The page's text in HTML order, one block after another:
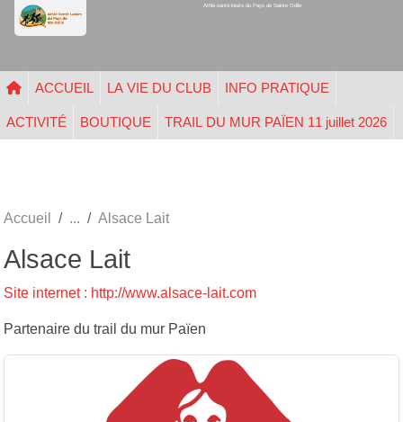
Athlé-santé-loisirs du Pays de Sainte Odile
ACCUEIL LA VIE DU CLUB INFO PRATIQUE
ACTIVITÉ BOUTIQUE TRAIL DU MUR PAÏEN 11 juillet 2026
Accueil Alsace Lait
Alsace Lait
Site internet : http://www.alsace-lait.com
Partenaire du trail du mur Païen
Panneau de gestion des cookies